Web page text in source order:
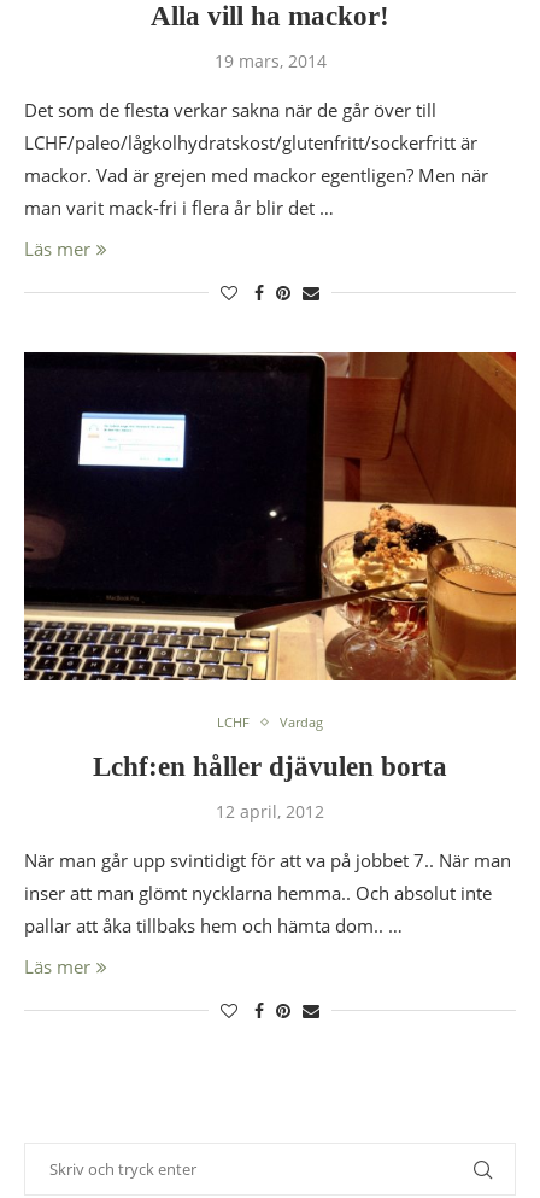
Alla vill ha mackor!
19 mars, 2014
Det som de flesta verkar sakna när de går över till
LCHF/paleo/lågkolhydratskost/glutenfritt/sockerfritt är
mackor. Vad är grejen med mackor egentligen? Men när
man varit mack-fri i flera år blir det …
Läs mer
LCHF Vardag
Lchf:en håller djävulen borta
12 april, 2012
När man går upp svintidigt för att va på jobbet 7.. När man
inser att man glömt nycklarna hemma.. Och absolut inte
pallar att åka tillbaks hem och hämta dom.. …
Läs mer